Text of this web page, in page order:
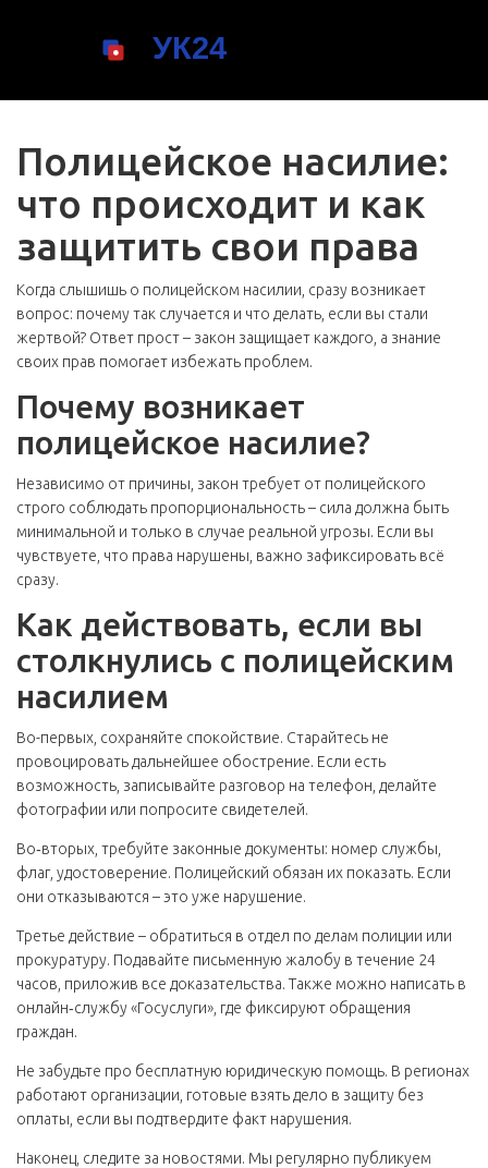
Полицейское насилие:
что происходит и как
защитить свои права
Когда слышишь о полицейском насилии, сразу возникает
вопрос: почему так случается и что делать, если вы стали
жертвой? Ответ прост – закон защищает каждого, а знание
своих прав помогает избежать проблем.
Почему возникает
полицейское насилие?
Независимо от причины, закон требует от полицейского
строго соблюдать пропорциональность – сила должна быть
минимальной и только в случае реальной угрозы. Если вы
чувствуете, что права нарушены, важно зафиксировать всё
сразу.
Как действовать, если вы
столкнулись с полицейским
насилием
Во-первых, сохраняйте спокойствие. Старайтесь не
провоцировать дальнейшее обострение. Если есть
возможность, записывайте разговор на телефон, делайте
фотографии или попросите свидетелей.
Во‑вторых, требуйте законные документы: номер службы,
флаг, удостоверение. Полицейский обязан их показать. Если
они отказываются – это уже нарушение.
Третье действие – обратиться в отдел по делам полиции или
прокуратуру. Подавайте письменную жалобу в течение 24
часов, приложив все доказательства. Также можно написать в
онлайн‑службу «Госуслуги», где фиксируют обращения
граждан.
Не забудьте про бесплатную юридическую помощь. В регионах
работают организации, готовые взять дело в защиту без
оплаты, если вы подтвердите факт нарушения.
Наконец, следите за новостями. Мы регулярно публикуем